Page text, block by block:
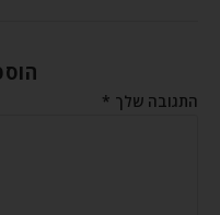
התגובה שלך *